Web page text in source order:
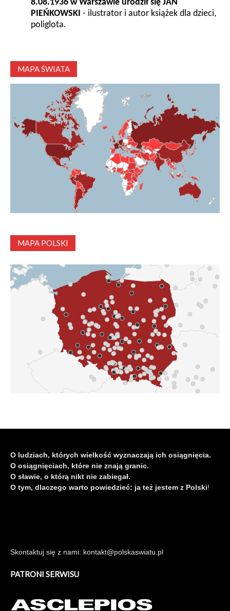
8.08.1936 w Warszawie urodził się JAN
PIEŃKOWSKI - ilustrator i autor książek dla dzieci,
poliglota.
MAPA ŚWIATA
MAPA POLSKI
O ludziach, których wielkość wyznaczają ich osiągnięcia.
O osiągnięciach, które nie znają granic.
O sławie, o którą nikt nie zabiegał.
O tym, dlaczego warto powiedzieć: ja też jestem z Polski!
Skontaktuj się z nami: kontakt@polskaswiatu.pl
PATRONI SERWISU